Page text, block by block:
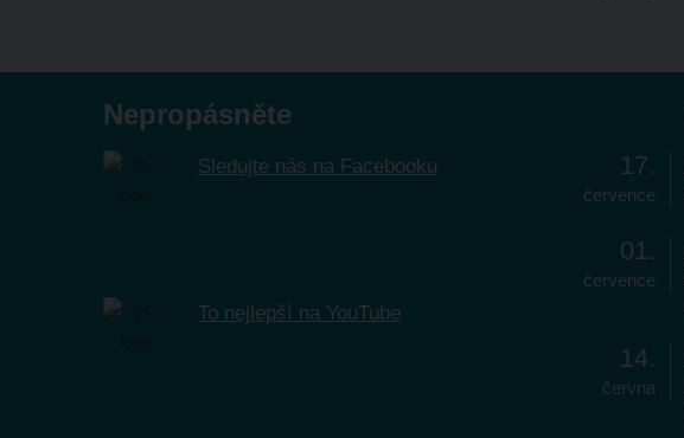
Nepropásněte
Sledujte nás na Facebooku
To nejlepší na YouTube
17
července
01
července
14
června